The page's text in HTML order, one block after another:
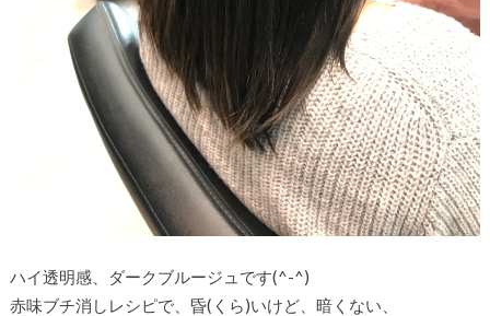
ハイ透明感、ダークブルージュです(^-^)
赤味ブチ消しレシピで、昏(くら)いけど、暗くない、